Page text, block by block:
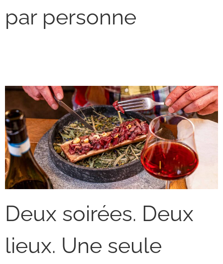
par personne
Deux soirées. Deux
lieux. Une seule